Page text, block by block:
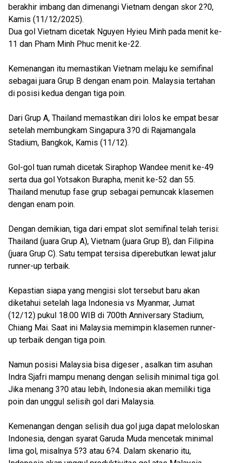
berakhir imbang dan dimenangi Vietnam dengan skor 2?0,
Kamis (11/12/2025).
Dua gol Vietnam dicetak Nguyen Hyieu Minh pada menit ke-
11 dan Pham Minh Phuc menit ke-22.
Kemenangan itu memastikan Vietnam melaju ke semifinal
sebagai juara Grup B dengan enam poin. Malaysia tertahan
di posisi kedua dengan tiga poin.
Dari Grup A, Thailand memastikan diri lolos ke empat besar
setelah membungkam Singapura 3?0 di Rajamangala
Stadium, Bangkok, Kamis (11/12).
Gol-gol tuan rumah dicetak Siraphop Wandee menit ke-49
serta dua gol Yotsakon Burapha, menit ke-52 dan 55.
Thailand menutup fase grup sebagai pemuncak klasemen
dengan enam poin.
Dengan demikian, tiga dari empat slot semifinal telah terisi:
Thailand (juara Grup A), Vietnam (juara Grup B), dan Filipina
(juara Grup C). Satu tempat tersisa diperebutkan lewat jalur
runner-up terbaik.
Kepastian siapa yang mengisi slot tersebut baru akan
diketahui setelah laga Indonesia vs Myanmar, Jumat
(12/12) pukul 18.00 WIB di 700th Anniversary Stadium,
Chiang Mai. Saat ini Malaysia memimpin klasemen runner-
up terbaik dengan tiga poin.
Namun posisi Malaysia bisa digeser , asalkan tim asuhan
Indra Sjafri mampu menang dengan selisih minimal tiga gol.
Jika menang 3?0 atau lebih, Indonesia akan memiliki tiga
poin dan unggul selisih gol dari Malaysia.
Kemenangan dengan selisih dua gol juga dapat meloloskan
Indonesia, dengan syarat Garuda Muda mencetak minimal
lima gol, misalnya 5?3 atau 6?4. Dalam skenario itu,